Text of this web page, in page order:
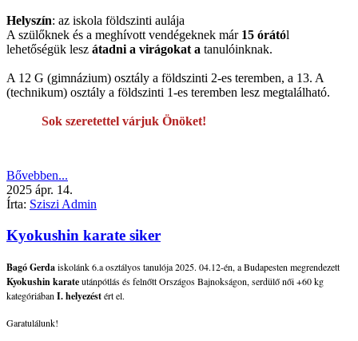
Helyszín: az iskola földszinti aulája
A szülőknek és a meghívott vendégeknek már 15 órától
lehetőségük lesz átadni a virágokat a tanulóinknak.
A 12 G (gimnázium) osztály a földszinti 2-es teremben, a 13. A
(technikum) osztály a földszinti 1-es teremben lesz megtalálható.
Sok szeretettel várjuk Önöket!
Bővebben...
2025 ápr. 14.
Írta: Sziszi Admin
Kyokushin karate siker
Bagó Gerdaiskolánk 6.a osztályos tanulója 2025. 04.12-én, a Budapesten megrendezett
Kyokushin karateutánpótlás és felnőtt Országos Bajnokságon, serdülő női +60 kg
kategóriában I. helyezéstért el.
Garatulálunk!